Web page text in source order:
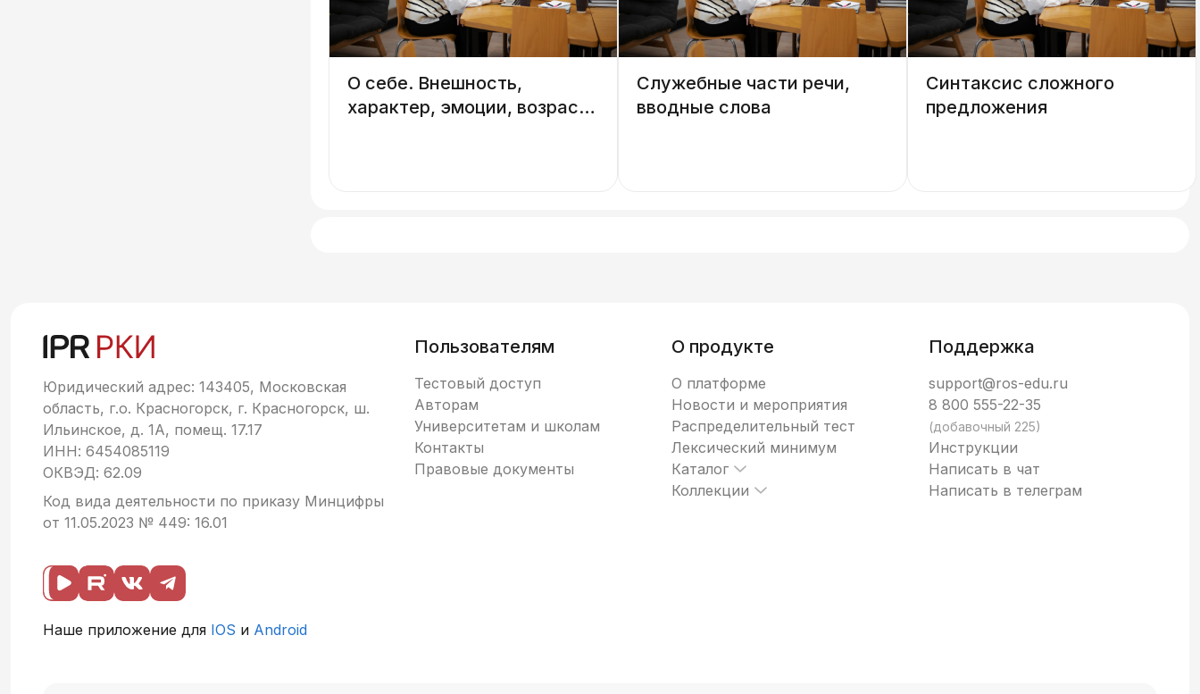
О себе. Внешность,
характер, эмоции, возраст,
Служебные части речи,
вводные слова
Синтаксис сложного
предложения
Юридический адрес: 143405, Московская
область, г.о. Красногорск, г. Красногорск, ш.
Ильинское, д. 1А, помещ. 17.17
ИНН: 6454085119
ОКВЭД: 62.09
Код вида деятельности по приказу Минцифры
от 11.05.2023 № 449: 16.01
Наше приложение для IOS и Android
Пользователям
Тестовый доступ
Авторам
Университетам и школам
Контакты
Правовые документы
О продукте
О платформе
Новости и мероприятия
Распределительный тест
Лексический минимум
Каталог
Коллекции
Поддержка
support@ros-edu.ru
8 800 555-22-35
(добавочный 225)
Инструкции
Написать в чат
Написать в телеграм